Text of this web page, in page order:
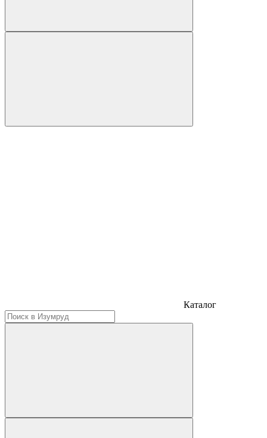
Каталог